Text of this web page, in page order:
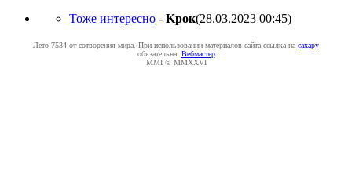
Тоже интересно - Kpoк(28.03.2023 00:45)
Лето 7534 от сотворения мира. При использовании материалов сайта ссылка на caxapу
обязательна. Вебмастер
MMI © MMXXVI